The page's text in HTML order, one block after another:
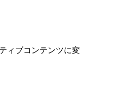
ィブコンテンツに変